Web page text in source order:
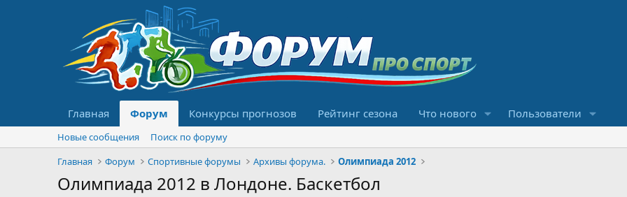
Главная Форум Конкурсы прогнозов Рейтинг сезона Что нового Пользователи
Новые сообщения
Поиск по форуму
Главная
Форум Спортивные форумы Архивы форума. Олимпиада 2012
Олимпиада 2012 в Лондоне. Баскетбол